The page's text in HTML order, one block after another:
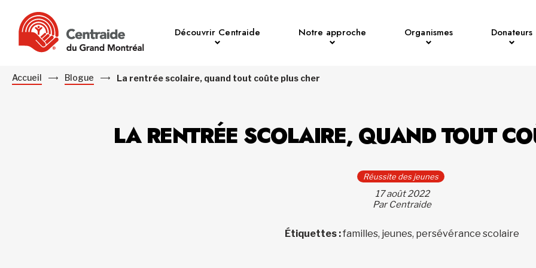
Découvrir Centraide Notre approche Organismes Donateurs
Accueil Blogue La rentrée scolaire, quand tout coûte plus cher
LA RENTRÉE SCOLAIRE, QUAND TOUT
Réussite des jeunes
17 août 2022
Par Centraide
Étiquettes :familles, jeunes, persévérance scolaire